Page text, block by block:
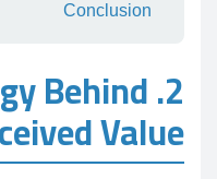
Conclusion
Behind
Value